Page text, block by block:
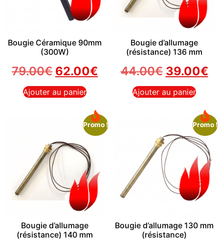
Bougie Céramique 90mm
(300W)
79.00€ 62.00€
Ajouter au panier
Bougie d’allumage
(résistance) 136 mm
44.00€ 39.00€
Ajouter au panier
Promo !
Bougie d’allumage
(résistance) 140 mm
Promo !
Bougie d’allumage 130 mm
(résistance)